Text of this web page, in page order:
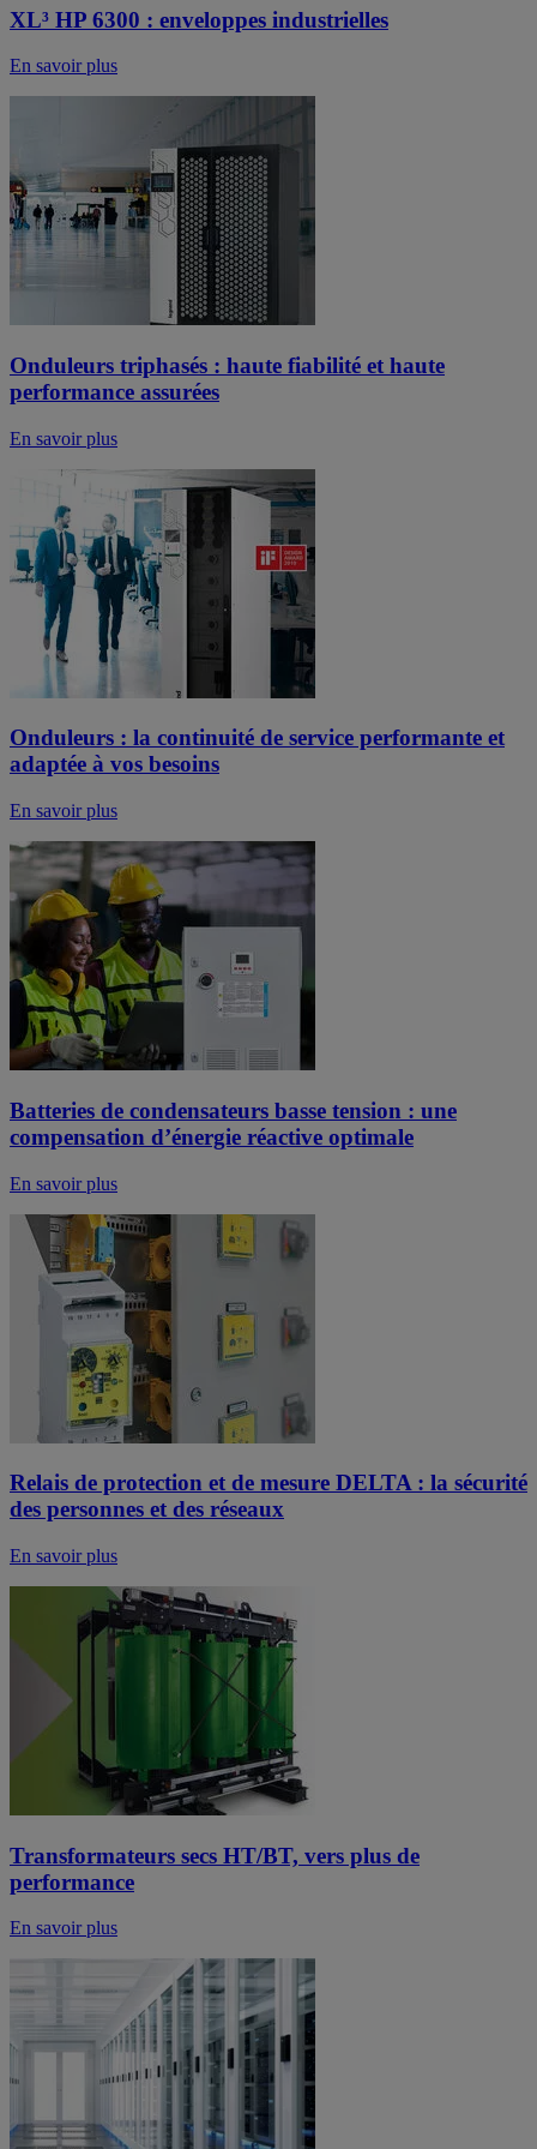
XL³ HP 6300 : enveloppes industrielles
En savoir plus
Onduleurs triphasés : haute fiabilité et haute
performance assurées
En savoir plus
Onduleurs : la continuité de service performante et
adaptée à vos besoins
En savoir plus
Batteries de condensateurs basse tension : une
compensation d’énergie réactive optimale
En savoir plus
Relais de protection et de mesure DELTA : la sécurité
des personnes et des réseaux
En savoir plus
Transformateurs secs HT/BT, vers plus de
performance
En savoir plus